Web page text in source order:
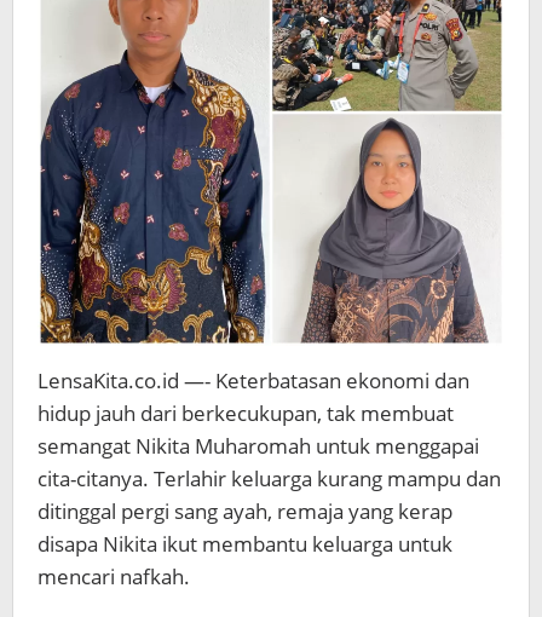
LensaKita.co.id —- Keterbatasan ekonomi dan
hidup jauh dari berkecukupan, tak membuat
semangat Nikita Muharomah untuk menggapai
cita-citanya. Terlahir keluarga kurang mampu dan
ditinggal pergi sang ayah, remaja yang kerap
disapa Nikita ikut membantu keluarga untuk
mencari nafkah.